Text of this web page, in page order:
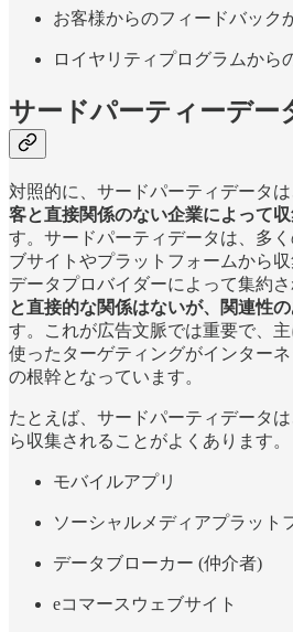
お客様からのフィードバック
ロイヤリティプログラムから
サードパーティーデー
対照的に、サードパーティデータは
客と直接関係のない企業によって
す。サードパーティデータは、多
ブサイトやプラットフォームから
データプロバイダーによって集約さ
と直接的な関係はないが、関連性
す。これが広告文脈では重要で、
使ったターゲティングがインター
の根幹となっています。
たとえば、サードパーティデータ
ら収集されることがよくあります。
モバイルアプリ
ソーシャルメディアプラット
データブローカー (仲介者)
eコマースウェブサイト